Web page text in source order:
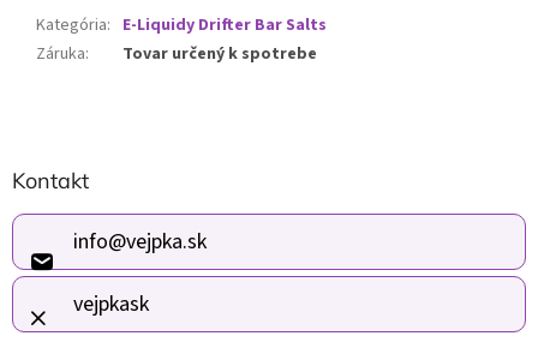
Kategória: E-Liquidy Drifter Bar Salts
Záruka: Tovar určený k spotrebe
á
p
t
i
e
Kontakt
info@vejpka.sk
vejpkask